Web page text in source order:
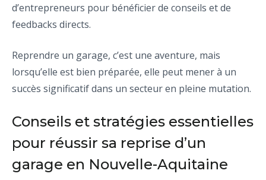
d’entrepreneurs pour bénéficier de conseils et de
feedbacks directs.
Reprendre un garage, c’est une aventure, mais
lorsqu’elle est bien préparée, elle peut mener à un
succès significatif dans un secteur en pleine mutation.
Conseils et stratégies essentielles
pour réussir sa reprise d’un
garage en Nouvelle-Aquitaine